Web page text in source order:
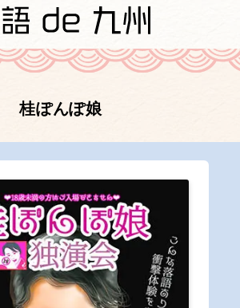
桂ぽんぽ娘